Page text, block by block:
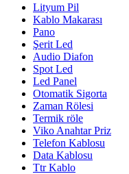
Lityum Pil
Kablo Makarası
Pano
Şerit Led
Audio Diafon
Spot Led
Led Panel
Otomatik Sigorta
Zaman Rölesi
Termik röle
Viko Anahtar Priz
Telefon Kablosu
Data Kablosu
Ttr Kablo